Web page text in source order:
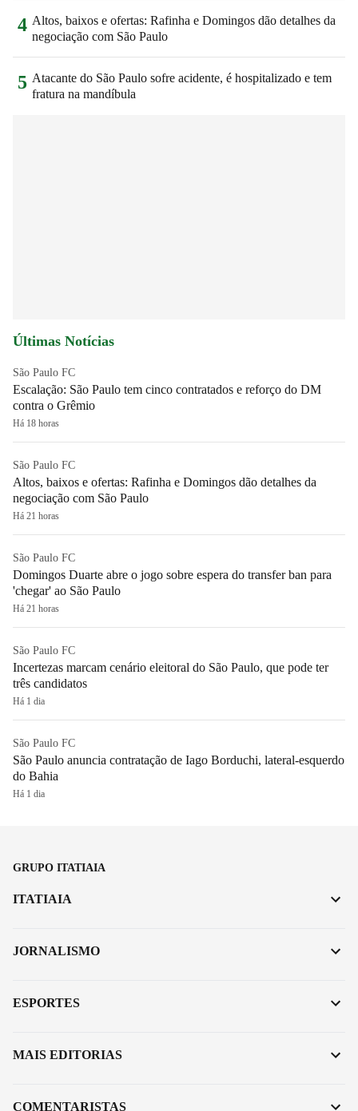
4 Altos, baixos e ofertas: Rafinha e Domingos dão detalhes da
negociação com São Paulo
5 Atacante do São Paulo sofre acidente, é hospitalizado e tem
fratura na mandíbula
Últimas Notícias
São Paulo FC
Escalação: São Paulo tem cinco contratados e reforço do DM
contra o Grêmio
Há 18 horas
São Paulo FC
Altos, baixos e ofertas: Rafinha e Domingos dão detalhes da
negociação com São Paulo
Há 21 horas
São Paulo FC
Domingos Duarte abre o jogo sobre espera do transfer ban para
'chegar' ao São Paulo
Há 21 horas
São Paulo FC
Incertezas marcam cenário eleitoral do São Paulo, que pode ter
três candidatos
Há 1 dia
São Paulo FC
São Paulo anuncia contratação de Iago Borduchi, lateral-esquerdo
do Bahia
Há 1 dia
GRUPO ITATIAIA
ITATIAIA
JORNALISMO
ESPORTES
MAIS EDITORIAS
COMENTARISTAS